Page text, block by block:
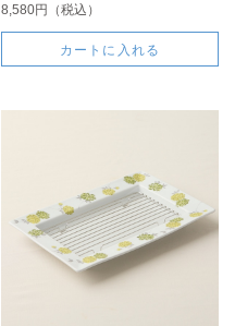
8,580円（税込）
カートに入れる